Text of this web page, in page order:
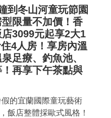
到冬山河童玩節園
限量不加價！香
3099元起享2大1
4人房！享房內溫
足療、釣魚池、
再享下午茶點與
的宜蘭國際童玩藝術
飯店整體採歐式風格！